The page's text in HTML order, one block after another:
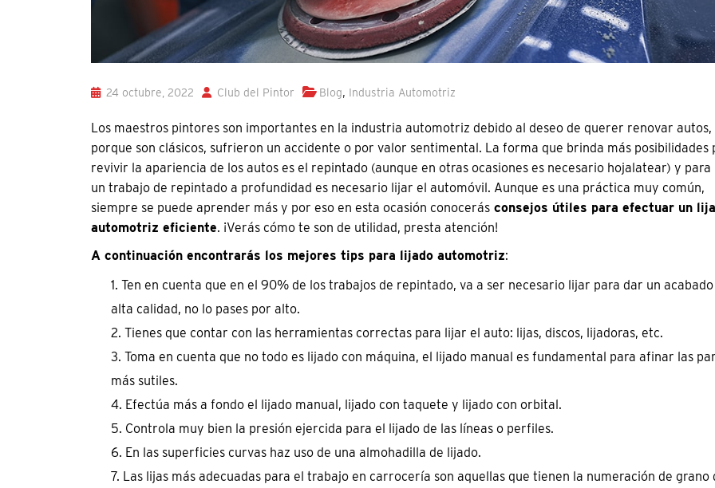
24 octubre, 2022 Club del Pintor Blog, Industria Automotriz
Los maestros pintores son importantes en la industria automotriz debido al deseo de querer renovar autos,
porque son clásicos, sufrieron un accidente o por valor sentimental. La forma que brinda más posibilidades
revivir la apariencia de los autos es el repintado (aunque en otras ocasiones es necesario hojalatear) y para
un trabajo de repintado a profundidad es necesario lijar el automóvil. Aunque es una práctica muy común,
siempre se puede aprender más y por eso en esta ocasión conocerás consejos útiles para efectuar un
automotriz eficiente. ¡Verás cómo te son de utilidad, presta atención!
A continuación encontrarás los mejores tips para lijado automotriz:
Ten en cuenta que en el 90% de los trabajos de repintado, va a ser necesario lijar para dar un acabado
alta calidad, no lo pases por alto.
Tienes que contar con las herramientas correctas para lijar el auto: lijas, discos, lijadoras, etc.
Toma en cuenta que no todo es lijado con máquina, el lijado manual es fundamental para afinar las
más sutiles.
Efectúa más a fondo el lijado manual, lijado con taquete y lijado con orbital.
Controla muy bien la presión ejercida para el lijado de las líneas o perfiles.
En las superficies curvas haz uso de una almohadilla de lijado.
Las lijas más adecuadas para el trabajo en carrocería son aquellas que tienen la numeración de grano